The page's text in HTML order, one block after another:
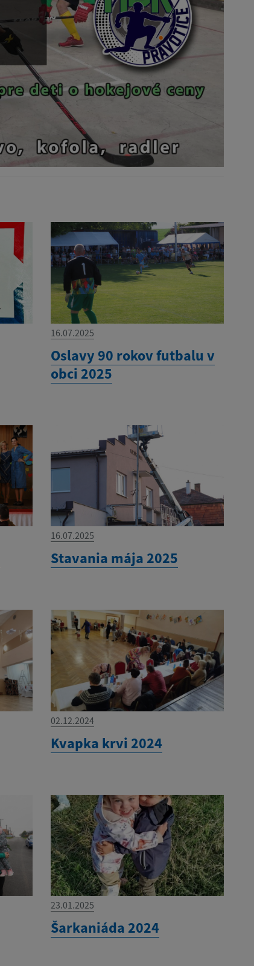
16.07.2025
Oslavy 90 rokov futbalu v
obci 2025
16.07.2025
Stavania mája 2025
02.12.2024
Kvapka krvi 2024
23.01.2025
Šarkaniáda 2024